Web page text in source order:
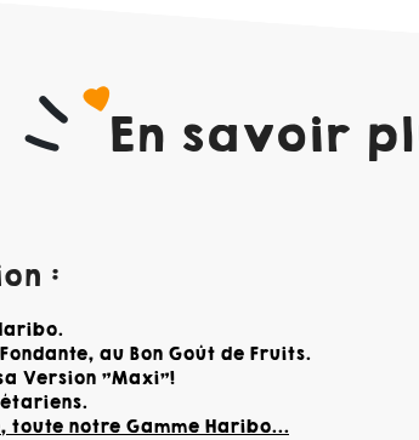
En savoir
:
au Bon Goût de Fruits.
Version "Maxi"!
notre Gamme Haribo...